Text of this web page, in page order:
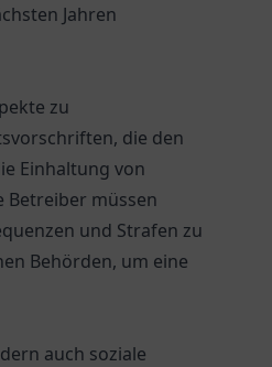
Jahren
zu
die den
Einhaltung von
Betreiber müssen
und Strafen zu
Behörden, um eine
auch soziale